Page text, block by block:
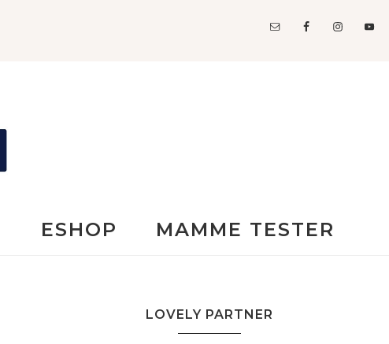
ESHOP MAMME TESTER
LOVELY PARTNER